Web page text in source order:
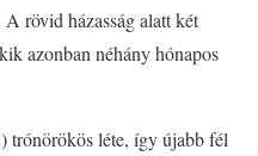
rövid házasság alatt két
azonban néhány hónapos
trónörökös léte, így újabb fél